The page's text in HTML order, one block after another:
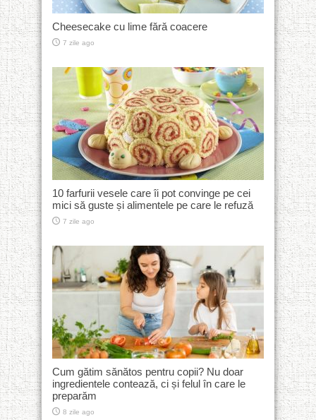
Cheesecake cu lime fără coacere
7 zile ago
10 farfurii vesele care îi pot convinge pe cei
mici să guste și alimentele pe care le refuză
7 zile ago
Cum gătim sănătos pentru copii? Nu doar
ingredientele contează, ci și felul în care le
preparăm
8 zile ago